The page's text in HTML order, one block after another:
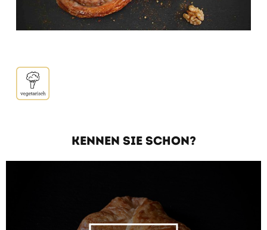
KENNEN SIE SCHON?